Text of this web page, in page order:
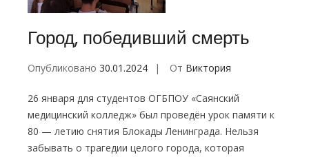
Город, победивший смерть
Опубликовано 30.01.2024 От Виктория
26 января для студентов ОГБПОУ «Саянский
медицинский колледж» был проведён урок памяти к
80 — летию снятия Блокады Ленинграда. Нельзя
забывать о трагедии целого города, которая